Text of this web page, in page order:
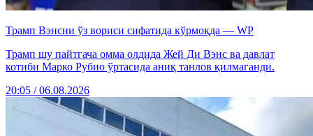
Трамп Вэнсни ўз вориси сифатида кўрмоқда — WP
Трамп шу пайтгача омма олдида Жей Ди Вэнс ва давлат
котиби Марко Рубио ўртасида аниқ танлов қилмаганди.
20:05 / 06.08.2026